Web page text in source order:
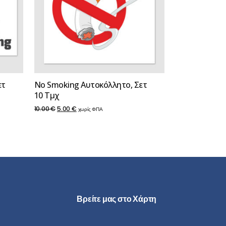
No Smoking Αυτοκόλλητο, Σετ
10 Τμχ
10.00€Original
10.00 €.
5.00 €Η
είναι:
χωρίς ΦΠΑ
Βρείτε μας στο Χάρτη